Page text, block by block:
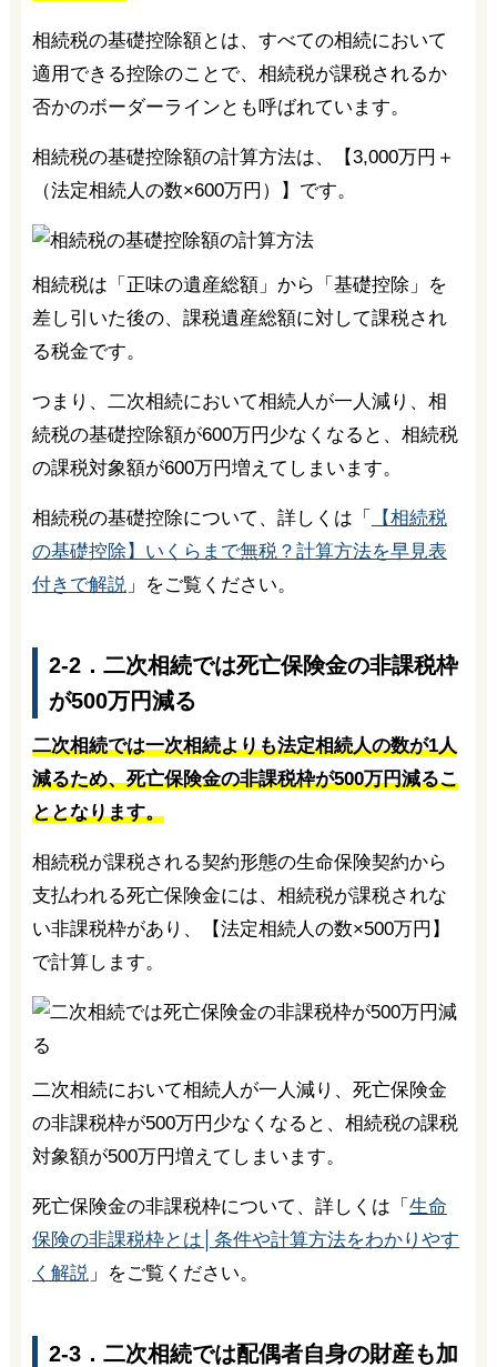
相続税の基礎控除額とは、すべての相続において
適用できる控除のことで、相続税が課税されるか
否かのボーダーラインとも呼ばれています。
相続税の基礎控除額の計算方法は、【3,000万円＋
（法定相続人の数×600万円）】です。
相続税は「正味の遺産総額」から「基礎控除」を
差し引いた後の、課税遺産総額に対して課税され
る税金です。
つまり、二次相続において相続人が一人減り、相
続税の基礎控除額が600万円少なくなると、相続税
の課税対象額が600万円増えてしまいます。
相続税の基礎控除について、詳しくは「
【相続税
の基礎控除】いくらまで無税？計算方法を早見表
付きで解説」をご覧ください。
2-2．二次相続では死亡保険金の非課税枠
が500万円減る
二次相続では一次相続よりも法定相続人の数が1人
減るため、死亡保険金の非課税枠が500万円減るこ
ととなります。
相続税が課税される契約形態の生命保険契約から
支払われる死亡保険金には、相続税が課税されな
い非課税枠があり、【法定相続人の数×500万円】
で計算します。
二次相続において相続人が一人減り、死亡保険金
の非課税枠が500万円少なくなると、相続税の課税
対象額が500万円増えてしまいます。
死亡保険金の非課税枠について、詳しくは「 生命
保険の非課税枠とは│条件や計算方法をわかりやす
く解説」をご覧ください。
2-3．二次相続では配偶者自身の財産も加